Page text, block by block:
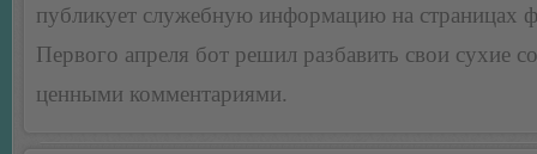
публикует служебную информацию на страницах
Первого апреля бот решил разбавить свои сухие
ценными комментариями.